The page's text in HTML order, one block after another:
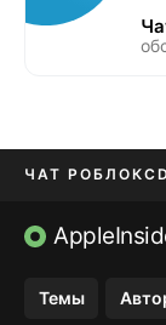
ЧАТ РОБЛОКС
OZON БАНК
Темы